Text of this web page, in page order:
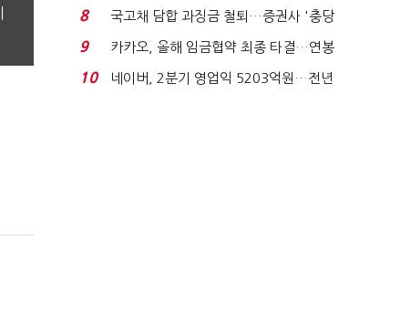
적극적 조사로 진...
8
국고채 담합 과징금 철퇴…증권사 '충당
금 폭탄' 우려...
9
카카오, 올해 임금협약 최종 타결…연봉
6.3% 인상·격려...
10
네이버, 2분기 영업익 5203억원…전년